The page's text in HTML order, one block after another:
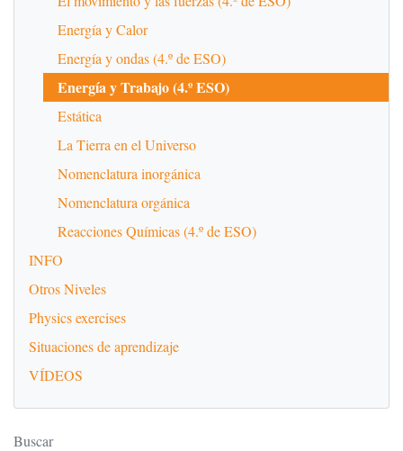
Energía y Calor
Energía y ondas (4.º de ESO)
Energía y Trabajo (4.º ESO)
Estática
La Tierra en el Universo
Nomenclatura inorgánica
Nomenclatura orgánica
Reacciones Químicas (4.º de ESO)
INFO
Otros Niveles
Physics exercises
Situaciones de aprendizaje
VÍDEOS
Buscar